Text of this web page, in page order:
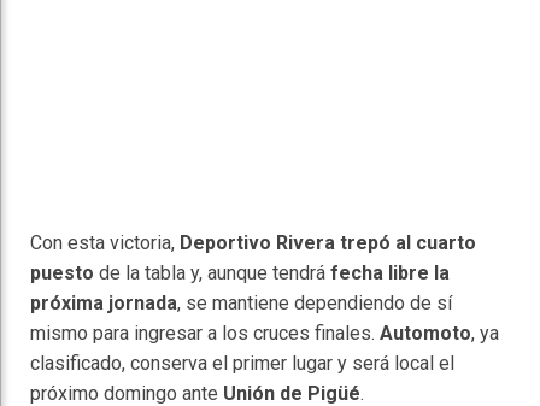
Con esta victoria, Deportivo Rivera trepó al cuarto
puesto de la tabla y, aunque tendrá fecha libre la
próxima jornada, se mantiene dependiendo de sí
mismo para ingresar a los cruces finales. Automoto, ya
clasificado, conserva el primer lugar y será local el
próximo domingo ante Unión de Pigüé.